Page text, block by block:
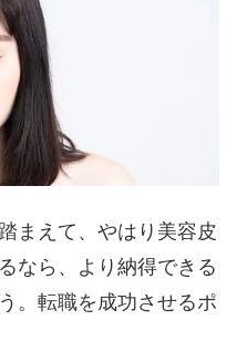
まえて、やはり美容皮
なら、より納得できる
。転職を成功させるポ